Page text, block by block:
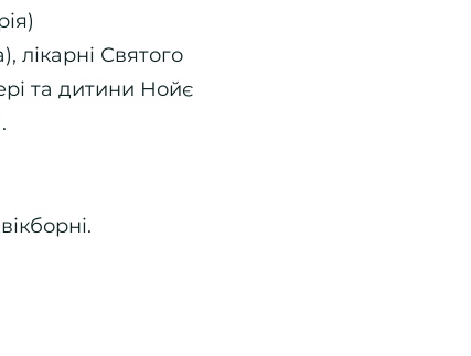
лікарні Святого
та дитини Нойє